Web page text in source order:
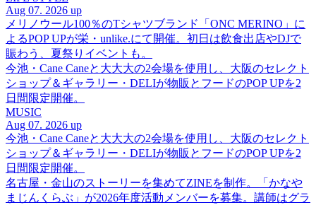
Aug 07. 2026 up
メリノウール100％のTシャツブランド「ONC MERINO」に
よるPOP UPが栄・unlike.にて開催。初日は飲食出店やDJで
賑わう、夏祭りイベントも。
今池・Cane Caneと大大大の2会場を使用し、大阪のセレクト
ショップ＆ギャラリー・DELIが物販とフードのPOP UPを2
日間限定開催。
MUSIC
Aug 07. 2026 up
今池・Cane Caneと大大大の2会場を使用し、大阪のセレクト
ショップ＆ギャラリー・DELIが物販とフードのPOP UPを2
日間限定開催。
名古屋・金山のストーリーを集めてZINEを制作。「かなや
まじんくらぶ」が2026年度活動メンバーを募集。講師はグラ